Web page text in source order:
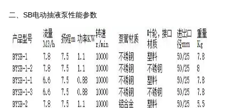
二、SB电动抽液泵性能参数